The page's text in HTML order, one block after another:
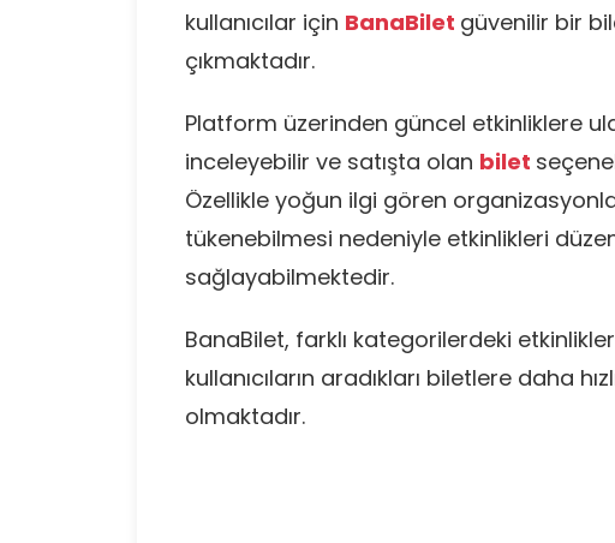
kullanıcılar için BanaBilet güvenilir bir
çıkmaktadır.
Platform üzerinden güncel etkinliklere
inceleyebilir ve satışta olan bilet
Özellikle yoğun ilgi gören
tükenebilmesi nedeniyle etkinlikleri
sağlayabilmektedir.
BanaBilet, farklı kategorilerdeki
kullanıcıların aradıkları biletlere daha
olmaktadır.